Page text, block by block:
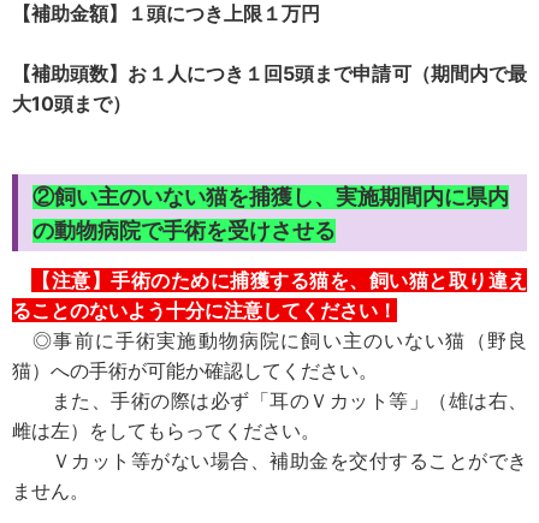
【補助金額】１頭につき上限１万円
【補助頭数】お１人につき１回5頭まで申請可（期間内で最
大10頭まで）
②飼い主のいない猫を捕獲し、実施期間内に県内
の動物病院で手術を受けさせる
【注意】手術のために捕獲する猫を、飼い猫と取り違え
ることのないよう十分に注意してください！
◎事前に手術実施動物病院に飼い主のいない猫（野良
猫）への手術が可能か確認してください。
また、手術の際は必ず「耳のＶカット等」（雄は右、
雌は左）をしてもらってください。
Ｖカット等がない場合、補助金を交付することができ
ません。